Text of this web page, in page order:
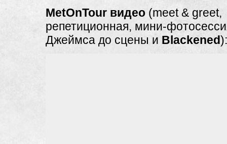
MetOnTour видео (meet & greet,
репетиционная, мини-
Джеймса до сцены и Blackened):